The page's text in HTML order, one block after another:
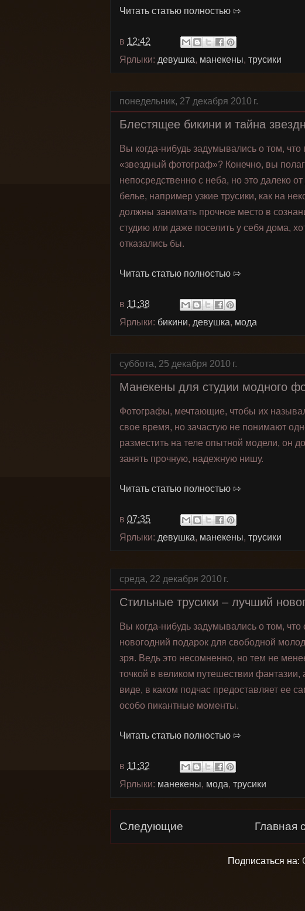
Читать статью полностью ⇰
в 12:42
Ярлыки: девушка, манекены, трусики
понедельник, 27 декабря 2010 г.
Блестящее бикини и тайна
Вы когда-нибудь задумывались о том,
«звездный фотограф»? Конечно, вы
непосредственно с неба, но это далеко
белье, например узкие трусики, как на
должны занимать прочное место в
студию или даже поселить у себя дома,
отказались бы.
Читать статью полностью ⇰
в 11:38
Ярлыки: бикини, девушка, мода
суббота, 25 декабря 2010 г.
Манекены для студии модного
Фотографы, мечтающие, чтобы их
свое время, но зачастую не понимают
разместить на теле опытной модели, он
занять прочную, надежную нишу.
Читать статью полностью ⇰
в 07:35
Ярлыки: девушка, манекены, трусики
среда, 22 декабря 2010 г.
Стильные трусики – лучший
Вы когда-нибудь задумывались о том,
новогодний подарок для свободной
зря. Ведь это несомненно, но тем не
точкой в великом путешествии
виде, в каком подчас предоставляет ее
особо пикантные моменты.
Читать статью полностью ⇰
в 11:32
Ярлыки: манекены, мода, трусики
Следующие Главная
Подписаться на: